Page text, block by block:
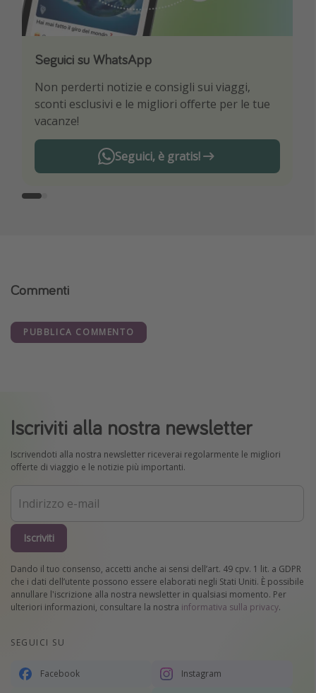
Seguici su WhatsApp
Non perderti notizie e consigli sui viaggi,
sconti esclusivi e le migliori offerte per le tue
vacanze!
Seguici, è gratis!
Scarica la nostra App
Sii il primo a conoscere le migliori offerte di
viaggio
Commenti
PUBBLICA COMMENTO
Iscriviti alla nostra newsletter
Iscrivendoti alla nostra newsletter riceverai regolarmente le migliori
offerte di viaggio e le notizie più importanti.
Iscriviti
Dando il tuo consenso, accetti anche ai sensi dell’art. 49 cpv. 1 lit. a GDPR
che i dati dell’utente possono essere elaborati negli Stati Uniti. È possibile
annullare l'iscrizione alla nostra newsletter in qualsiasi momento. Per
ulteriori informazioni, consultare la nostra informativa sulla privacy.
SEGUICI SU
Facebook Instagram